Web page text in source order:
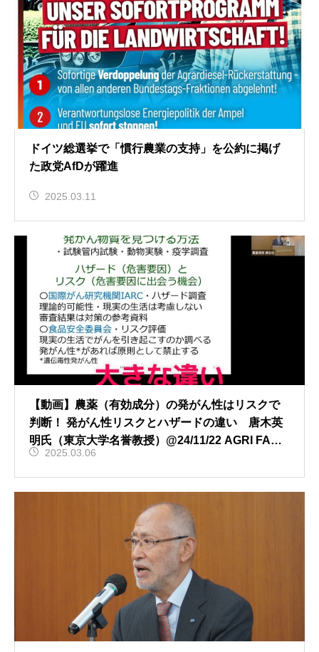
ドイツ総選挙で「慣行農業の支持」を公約に掲げ
た政党AfDが躍進
2025.03.11
【動画】農薬（有効成分）の発がん性はリスクで
判断！ 発がん性リスクとハザードの違い 唐木英
明氏（東京大学名誉教授）@24/11/22 AGRI FACT
特別セミナー01
2025.03.06